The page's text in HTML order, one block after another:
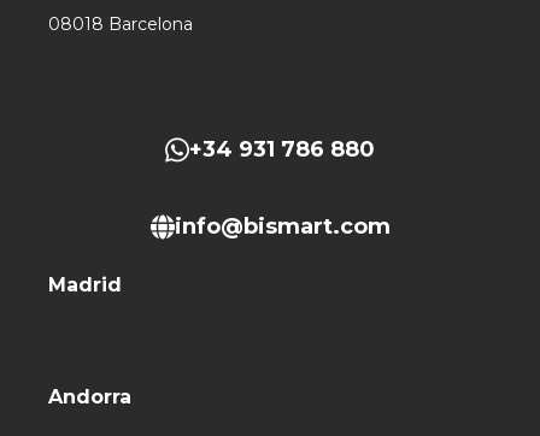
08018 Barcelona
+34 931 786 880
info@bismart.com
Madrid
Andorra